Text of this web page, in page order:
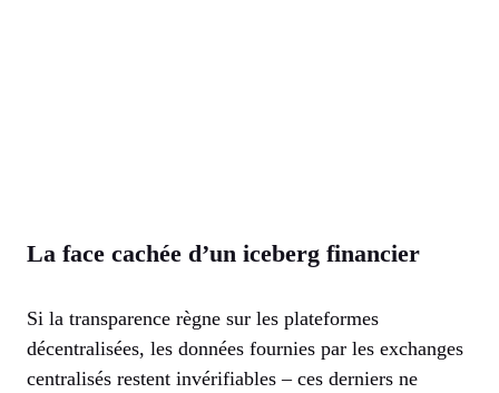
La face cachée d’un iceberg financier
Si la transparence règne sur les plateformes
décentralisées, les données fournies par les exchanges
centralisés restent invérifiables – ces derniers ne